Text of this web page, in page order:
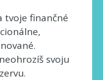
tvoje finančné
svoju